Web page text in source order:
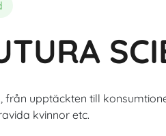
spirulina
astaxanthin för ögonen
upptäckten till
kvinnor etc.